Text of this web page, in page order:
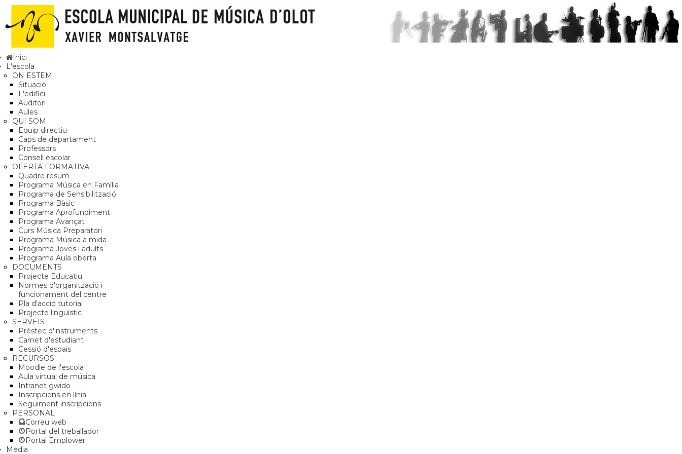
Inici
L'escola
ON ESTEM
Situació
L'edifici
Auditori
Aules
QUI SOM
Equip directiu
Caps de departament
Professors
Consell escolar
OFERTA FORMATIVA
Quadre resum
Programa Música en Família
Programa de Sensibilització
Programa Bàsic
Programa Aprofundiment
Programa Avançat
Curs Música Preparatori
Programa Música a mida
Programa Joves i adults
Programa Aula oberta
DOCUMENTS
Projecte Educatiu
Normes d'organització i
funcionament del centre
Pla d'acció tutorial
Projecte lingüístic
SERVEIS
Préstec d'instruments
Carnet d'estudiant
Cessió d'espais
RECURSOS
Moodle de l'escola
Aula virtual de música
Intranet gwido
Inscripcions en línia
Seguiment inscripcions
PERSONAL
Correu web
Portal del treballador
Portal Emplower
Mèdia